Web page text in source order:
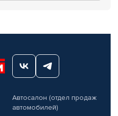
Автосалон (отдел продаж
автомобилей)